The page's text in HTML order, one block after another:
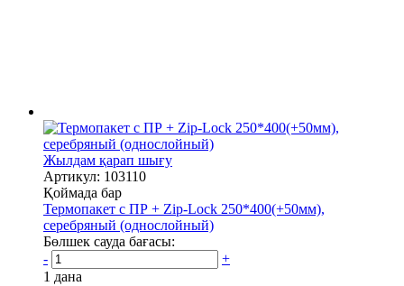
Жылдам қарап шығу
Артикул: 103110
Қоймада бар
Термопакет с ПР + Zip-Lock 250*400(+50мм),
серебряный (однослойный)
Бөлшек сауда бағасы:
-
+
1 дана